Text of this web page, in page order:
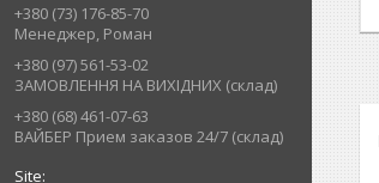
+380 (73) 176-85-70
Менеджер, Роман
+380 (97) 561-53-02
ЗАМОВЛЕННЯ НА ВИХІДНИХ (склад)
+380 (68) 461-07-63
ВАЙБЕР Прием заказов 24/7 (склад)